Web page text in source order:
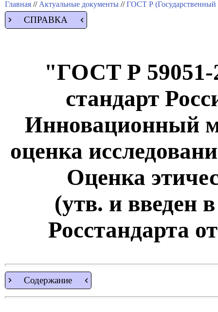
Главная // Актуальные документы //ГОСТ Р (Государственный
СПРАВКА
"ГОСТ Р 59051-
стандарт
Инновационный
оценка
Оценка
(утв. и введен
Росстандарта
Содержание